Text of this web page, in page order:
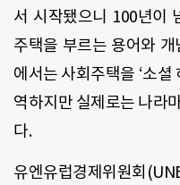
서 시작됐으니 100년이
주택을 부르는 용어와
에서는 사회주택을 ‘소
역하지만 실제로는 나라
다.
유엔유럽경제위원회